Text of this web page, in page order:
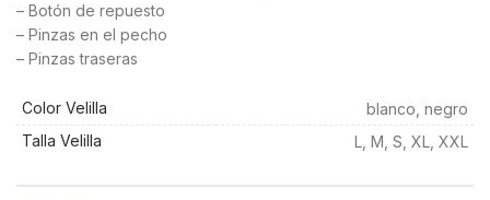
– Botón de repuesto
– Pinzas en el pecho
– Pinzas traseras
Color Velilla
blanco, negro
Talla Velilla
L, M, S, XL, XXL